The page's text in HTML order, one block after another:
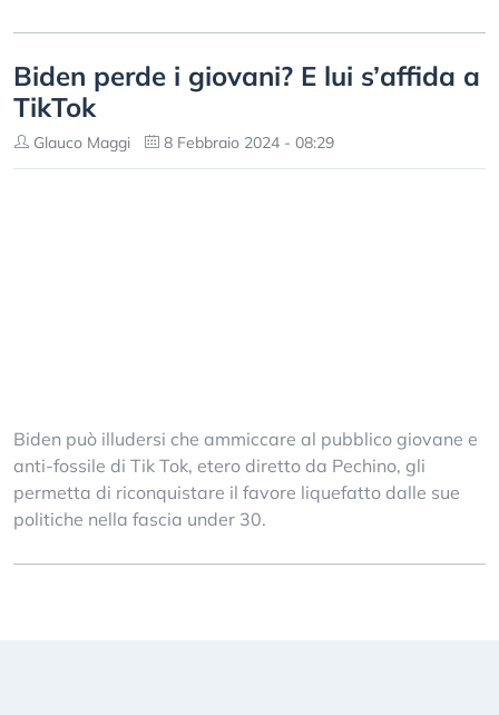
Biden perde i giovani? E lui s’affida a
TikTok
Glauco Maggi 8 Febbraio 2024 - 08:29
Biden può illudersi che ammiccare al pubblico giovane e
anti-fossile di Tik Tok, etero diretto da Pechino, gli
permetta di riconquistare il favore liquefatto dalle sue
politiche nella fascia under 30.